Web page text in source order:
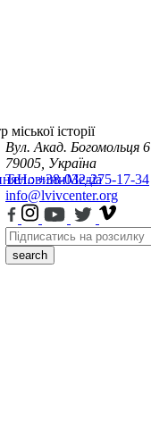
НовиниМедіа
міської історії
Вул. Акад. Богомольця 6
79005, Україна
Тел.: +38-032-275-17-34
info@lvivcenter.org
search